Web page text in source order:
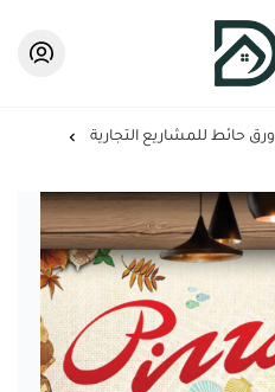
ورق حائط للمشاريع التجارية